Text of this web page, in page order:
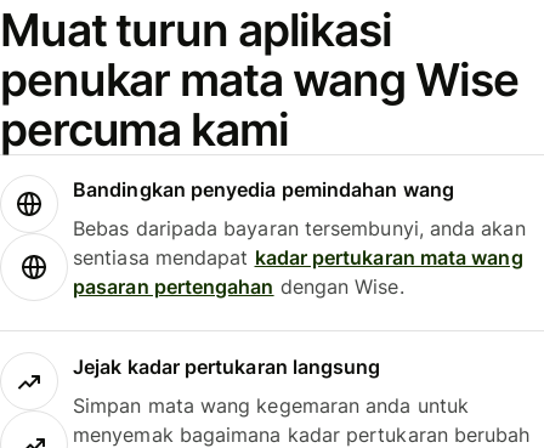
Muat turun aplikasi
penukar mata wang Wise
percuma kami
Bandingkan penyedia pemindahan wang
Bebas daripada bayaran tersembunyi, anda akan
sentiasa mendapat kadar pertukaran mata wang
pasaran pertengahan dengan Wise.
Jejak kadar pertukaran langsung
Simpan mata wang kegemaran anda untuk
menyemak bagaimana kadar pertukaran berubah